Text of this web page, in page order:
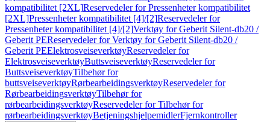
kompatibilitet [2XL]Reservedeler for Pressenheter kompatibilitet
[2XL]Pressenheter kompatibilitet [4]/[2]Reservedeler for
Pressenheter kompatibilitet [4]/[2]Verktøy for Geberit Silent-db20 /
Geberit PEReservedeler for Verktøy for Geberit Silent-db20 /
Geberit PEElektrosveiseverktøyReservedeler for
ElektrosveiseverktøyButtsveiseverktøyReservedeler for
ButtsveiseverktøyTilbehør for
buttsveiseverktøyRørbearbeidingsverktøyReservedeler for
RørbearbeidingsverktøyTilbehør for
rørbearbeidingsverktøyReservedeler for Tilbehør for
rørbearbeidingsverktøyBetjeningshjelpemidlerFjernkontroller